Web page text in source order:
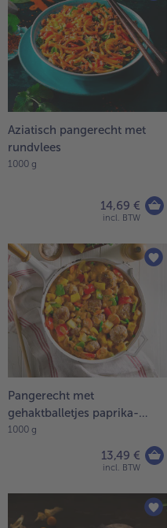
Aziatisch pangerecht met
rundvlees
1000 g
14,69 €
incl. BTW
Pangerecht met
gehaktballetjes paprika-
room
1000 g
13,49 €
incl. BTW